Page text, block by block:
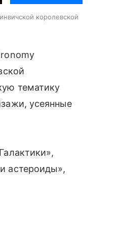
королевской
тематику
усеянные
астероиды»,